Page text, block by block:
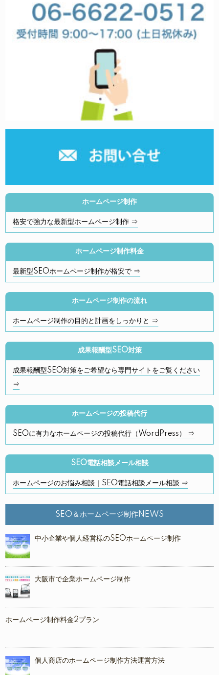
ホームページ制作
格安で強力な最新型ホームページ制作 ⇒
ホームページ制作料金
最新型SEOホームページ制作が格安で ⇒
ホームページ制作の流れ
ホームページ制作の目的と計画をしっかりと ⇒
成果報酬型SEO対策
成果報酬型SEO対策をご希望なら専門サイトをご覧ください
⇒
ホームページの投稿代行
SEOに有力なホームページの投稿代行（WordPress） ⇒
SEO電話相談メール相談
ホームページのお悩み相談｜SEO電話相談メール相談 ⇒
SEO＆ホームページ制作NEWS
中小企業や個人経営様のSEOホームページ制作
大阪市で企業ホームページ制作
ホームページ制作料金2プラン
個人商店のホームページ制作方法運営方法